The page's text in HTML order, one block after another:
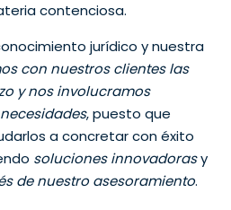
contenciosa.
jurídico y nuestra
con nuestros clientes las
y nos involucramos
, puesto que
a concretar con éxito
soluciones innovadorasy
de nuestro asesoramiento.